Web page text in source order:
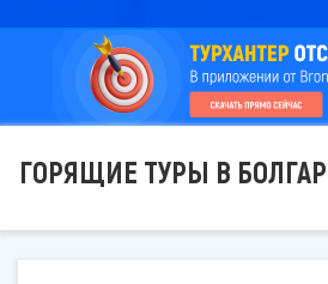
ГОРЯЩИЕ ТУРЫ В